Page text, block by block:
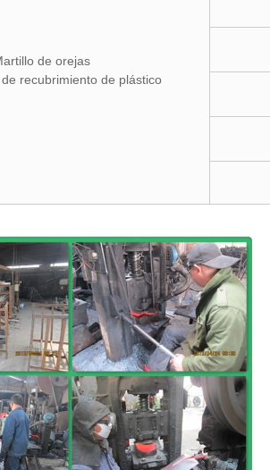
de orejas
recubrimiento de plástico